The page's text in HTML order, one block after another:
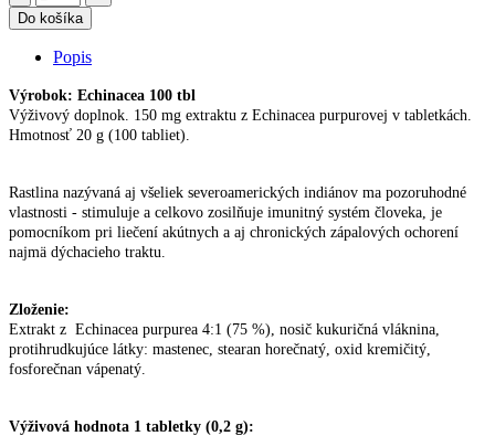
Do košíka
Popis
Výrobok: Echinacea 100 tbl
Výživový doplnok. 150 mg extraktu z Echinacea purpurovej v tabletkách.
Hmotnosť 20 g (100 tabliet).
Rastlina nazývaná aj všeliek severoamerických indiánov ma pozoruhodné
vlastnosti - stimuluje a celkovo zosilňuje imunitný systém človeka, je
pomocníkom pri liečení akútnych a aj chronických zápalových ochorení
najmä dýchacieho traktu.
Zloženie:
Extrakt z Echinacea purpurea 4:1 (75 %), nosič kukuričná vláknina,
protihrudkujúce látky: mastenec, stearan horečnatý, oxid kremičitý,
fosforečnan vápenatý.
Výživová hodnota 1 tabletky (0,2 g):